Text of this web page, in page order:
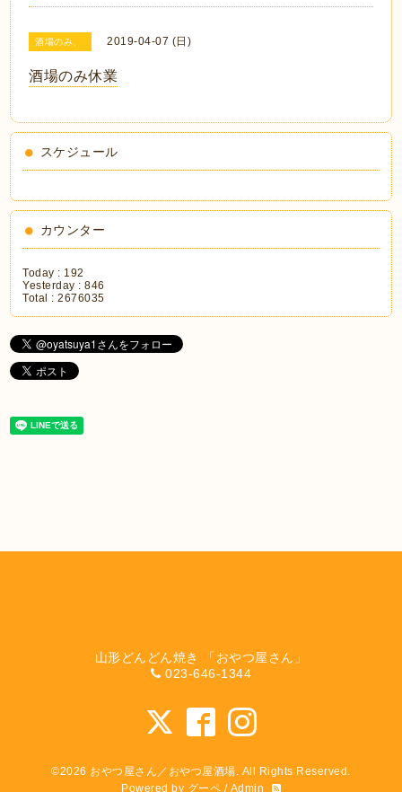
酒場のみ、 2019-04-07 (日)
酒場のみ休業
スケジュール
カウンター
Today : 192
Yesterday :846
Total :2676035
山形どんどん焼き 「おやつ屋さん」
023-646-1344
©2026 おやつ屋さん／おやつ屋酒場. All Rights Reserved.
Powered by グーペ / Admin